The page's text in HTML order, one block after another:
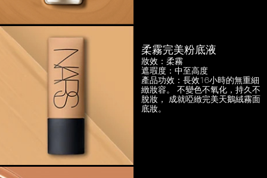
柔霧完美粉底液
妝效：柔霧
遮瑕度：中至高度
產品功效：長效16小時的無重細
緻妝容。
不變色不氧化，持久不
脫妝，
成就啞緻完美天鵝絨霧面
底妝。